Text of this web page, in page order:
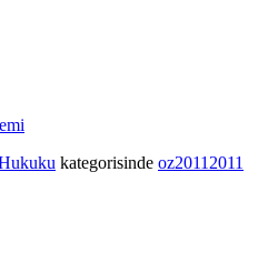
kategorisinde oz20112011